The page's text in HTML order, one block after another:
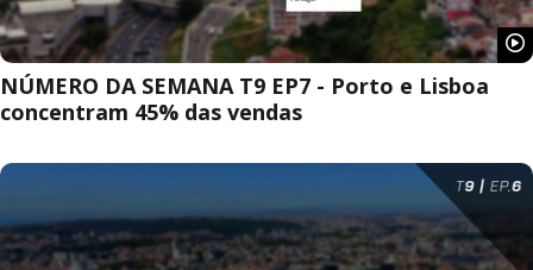
NÚMERO DA SEMANA T9 EP7 - Porto e Lisboa
concentram 45% das vendas